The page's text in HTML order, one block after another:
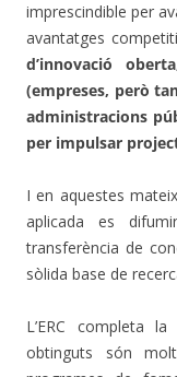
imprescindible per
avantatges
d’innovació
(empreses, però
administracions
per impulsar
I en aquestes
aplicada es
transferència de
sòlida base de
L’ERC completa
obtinguts són